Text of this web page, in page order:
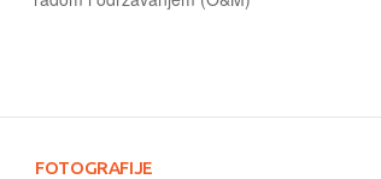
FOTOGRAFIJE